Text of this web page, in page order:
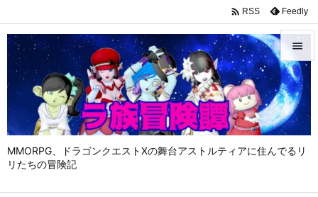
MMORPG、ドラゴンクエストⅩの舞台アストルティアに住んでるリ
リたちの冒険記


メニュ

サイド

 RSS Feedly